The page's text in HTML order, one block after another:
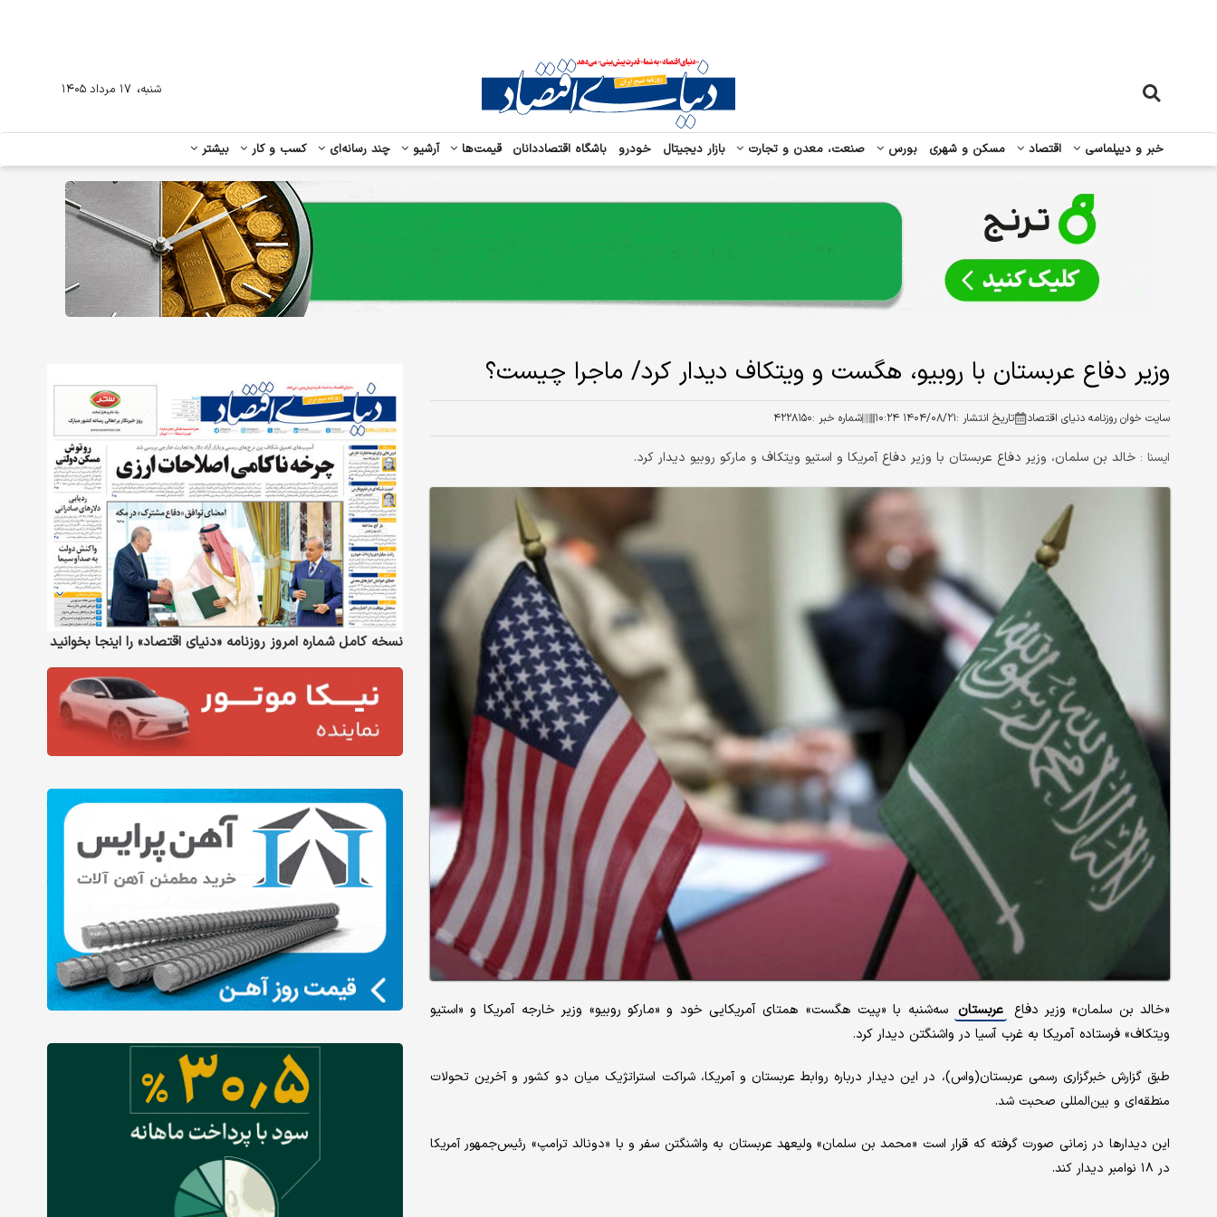
خبر و دیپلماسی اقتصاد مسکن و شهری بورس صنعت، معدن و تجارت بازار دیجیتال خودرو باشگاه اقتصاددانان قیمت‌ها آرشیو چند رسانه‌ای کسب و کار بیشتر
شنبه، ۱۷ مرداد ۱۴۰۵
وزیر دفاع عربستان با روبیو، هگست و ویتکاف دیدار کرد/ ماجرا چیست؟
سایت خوان روزنامه دنیای اقتصاد تاریخ انتشار :۱۴۰۴/۰۸/۲۱ ۱۰:۲۴ شماره خبر :۴۲۲۸۱۵۰
ایسنا : خالد بن سلمان، وزیر دفاع عربستان با وزیر دفاع آمریکا و استیو ویتکاف و مارکو روبیو دیدار کرد.
«خالد بن سلمان» وزیر دفاع عربستان سه‌شنبه با «پیت هگست» همتای آمریکایی خود و «مارکو روبیو» وزیر خارجه آمریکا و «استیو
ویتکاف» فرستاده آمریکا به غرب آسیا در واشنگتن دیدار کرد.
طبق گزارش خبرگزاری رسمی عربستان(واس)، در این دیدار درباره روابط عربستان و آمریکا، شراکت استراتژیک میان دو کشور و آخرین تحولات
منطقه‌ای و بین‌المللی صحبت شد.
این دیدارها در زمانی صورت گرفته که قرار است «محمد بن سلمان» ولیعهد عربستان به واشنگتن سفر و با «دونالد ترامپ» رئیس‌جمهور آمریکا
در ۱۸ نوامبر دیدار کند.
نسخه کامل شماره امروز روزنامه «دنیای‌ اقتصاد» را اینجا بخوانید